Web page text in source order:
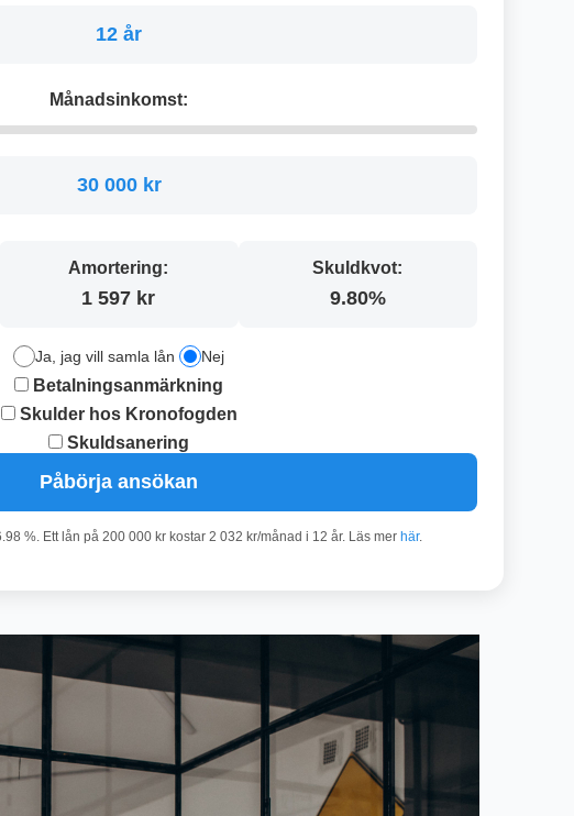
12 år
Månadsinkomst:
30 000 kr
Amortering:
1 597 kr
Skuldkvot:
9.80%
Ja, jag vill samla lån Nej
Betalningsanmärkning
Skulder hos Kronofogden
Skuldsanering
Påbörja ansökan
%. Ett lån på 200 000 kr kostar 2 032 kr/månad i 12 år. Läs mer här.